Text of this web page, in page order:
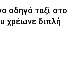
οδηγό ταξί στο
χρέωνε διπλή